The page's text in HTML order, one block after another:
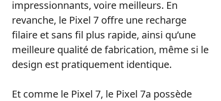
impressionnants, voire meilleurs. En
revanche, le Pixel 7 offre une recharge
filaire et sans fil plus rapide, ainsi qu’une
meilleure qualité de fabrication, même si le
design est pratiquement identique.
Et comme le Pixel 7, le Pixel 7a possède